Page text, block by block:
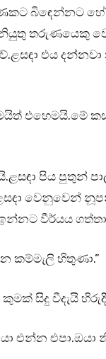
බිඳෙන්නට
නියුතු තරුණයෙකු
එය
එහෙමයි.මේ
පිය පුතුන්
වෙනුවෙන්
වීර්යය ගත්තා
කම්මැලි හිතුණා.”
සිදු වීදැයි
එන්න එපා.ඔයා